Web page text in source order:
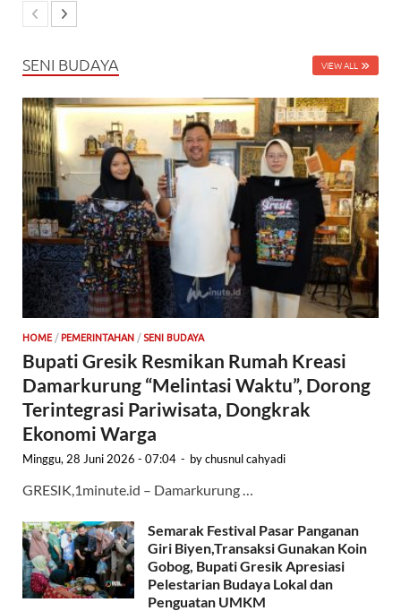
SENI BUDAYA VIEW ALL
HOME / PEMERINTAHAN / SENI BUDAYA
Bupati Gresik Resmikan Rumah Kreasi
Damarkurung “Melintasi Waktu”, Dorong
Terintegrasi Pariwisata, Dongkrak
Ekonomi Warga
Minggu, 28 Juni 2026 - 07:04 - bychusnul cahyadi
GRESIK,1minute.id – Damarkurung …
Semarak Festival Pasar Panganan
Giri Biyen,Transaksi Gunakan Koin
Gobog, Bupati Gresik Apresiasi
Pelestarian Budaya Lokal dan
Penguatan UMKM